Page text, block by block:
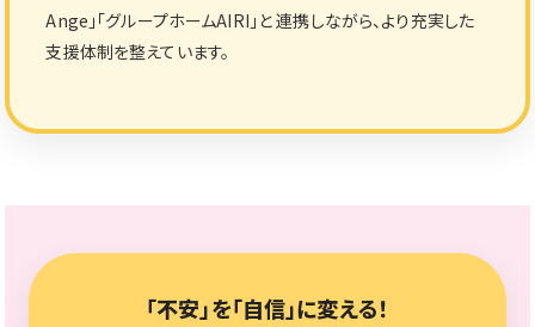
Ange」「グループホームAIRI」と 連携しながら、より充実した
支援体制を整えています。
「不安」を「自信」に変える！